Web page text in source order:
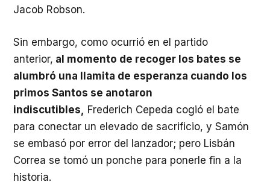
Jacob Robson.
Sin embargo, como ocurrió en el partido
anterior, al momento de recoger los bates se
alumbró una llamita de esperanza cuando los
primos Santos se anotaron
indiscutibles,
Frederich Cepeda cogió el bate
para conectar un elevado de sacrificio, y Samón
se embasó por error del lanzador; pero Lisbán
Correa se tomó un ponche para ponerle fin a la
historia.